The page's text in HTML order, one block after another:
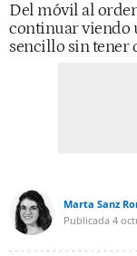
Del móvil al
continuar viendo
sencillo sin tener
Marta Sanz
Publicada 4